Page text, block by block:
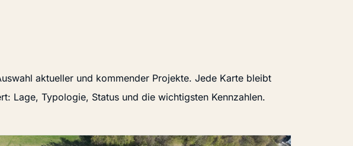
aktueller und kommender Projekte. Jede Karte bleibt
Lage, Typologie, Status und die wichtigsten Kennzahlen.